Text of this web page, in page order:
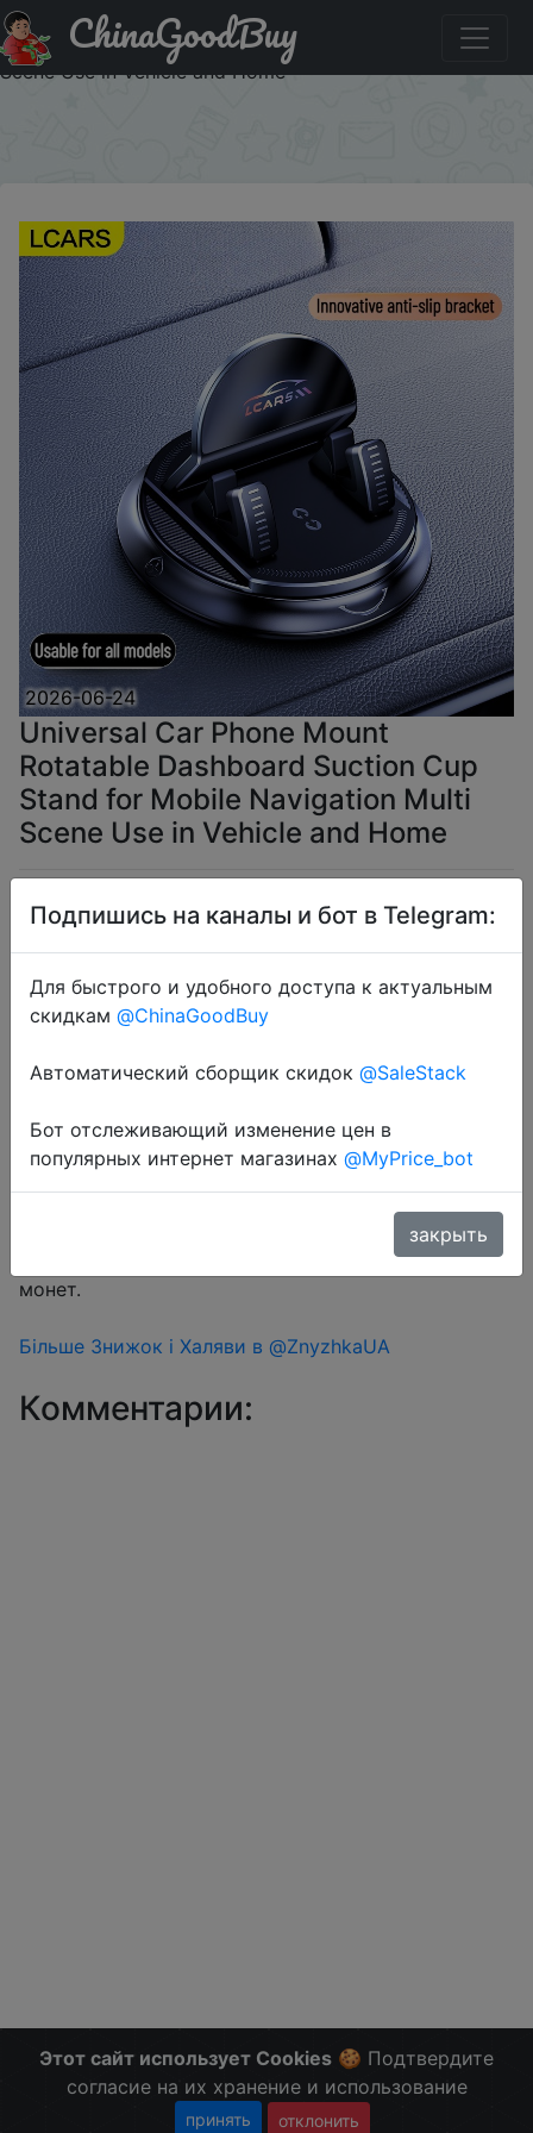
Купить по акции: Universal Car Phone Mount Rotatable
Dashboard Suction Cup Stand for Mobile Navigation Multi
Scene Use in Vehicle and Home
ChinaGoodBuy
2026-06-24
Universal Car Phone Mount
Rotatable Dashboard Suction Cup
Stand for Mobile Navigation Multi
Scene Use in Vehicle and Home
$6.08
Coins
Перейти в магазин
Знижка монетками 12 Coins у додатку через розділ
монет.
Більше Знижок і Халяви в @ZnyzhkaUA
Комментарии:
Этот сайт использует Cookies 🍪 Подтвердите
согласие на их хранение и использование
принять отклонить
Подпишись на каналы и бот в Telegram:
Для быстрого и удобного доступа к актуальным
скидкам @ChinaGoodBuy
Автоматический сборщик скидок @SaleStack
Бот отслеживающий изменение цен в
популярных интернет магазинах @MyPrice_bot
закрыть